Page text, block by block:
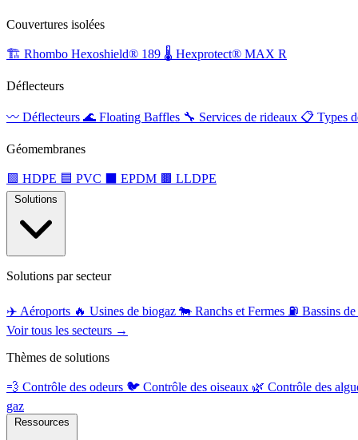
Couvertures isolées
🏗️ Rhombo Hexoshield® 189 🌡️ Hexprotect® MAX R
Déflecteurs
〰️ Déflecteurs 🌊 Floating Baffles 🔧 Services de rideaux 📋 Types
Géomembranes
🟩 HDPE 🟦 PVC EPDM 🟫 LLDPE
Solutions par secteur
✈️ Aéroports 🔥 Usines de biogaz 🐄 Ranchs et Fermes ⛽ Bassins
Voir tous les secteurs →
Thèmes de solutions
💨 Contrôle des odeurs 🐦 Contrôle des oiseaux 🌿 Contrôle des
gaz